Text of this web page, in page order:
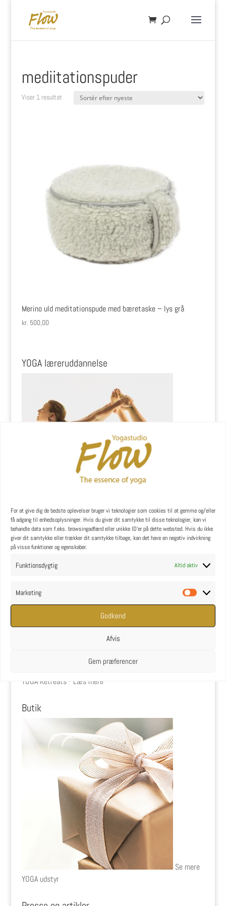
For at give dig de bedste oplevelser bruger vi teknologier som cookies til at gemme og/eller
få adgang til enhedsoplysninger. Hvis du giver dit samtykke til disse teknologier, kan vi
behandle data som f.eks. browsingadfærd eller unikke ID'er på dette websted. Hvis du ikke
giver dit samtykke eller trækker dit samtykke tilbage, kan det have en negativ indvirkning
på visse funktioner og egenskaber.
Funktionsdygtig Altid aktiv
Marketing
Godkend
Afvis
Gem præferencer
mediitationspuder
Viser 1 resultat
Merino uld meditationspude med bæretaske – lys grå
kr. 500,00
YOGA læreruddannelse
YOGA uddannelse - læs mere
YOGA Retreats
YOGA Retreats - Læs mere
Butik
Se mere
YOGA udstyr